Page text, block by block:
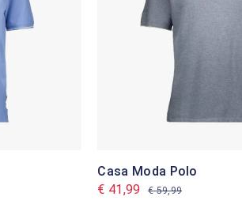
Casa Moda Polo
€ 41,99
€ 59,99